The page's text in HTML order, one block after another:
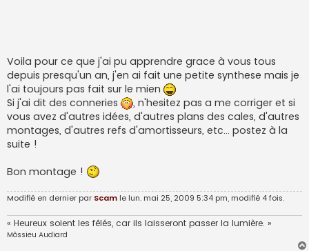
Voila pour ce que j'ai pu apprendre grace à vous tous
depuis presqu'un an, j'en ai fait une petite synthese mais je
l'ai toujours pas fait sur le mien
Si j'ai dit des conneries
, n'hesitez pas a me corriger et si
vous avez d'autres idées, d'autres plans des cales, d'autres
montages, d'autres refs d'amortisseurs, etc... postez à la
suite !
Bon montage !
Modifié en dernier par Scam le lun. mai 25, 2009 5:34 pm, modifié 4 fois.
« Heureux soient les fêlés, car ils laisseront passer la lumière. »
Môssieu Audiard